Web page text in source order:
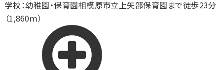
学校：幼稚園・保育園相模原市立上矢部保育園まで徒歩23分
（1,860ｍ）